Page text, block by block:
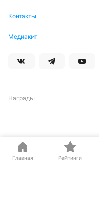
Главная Рейтинги
Контакты
Медиакит
Награды
Партнеры